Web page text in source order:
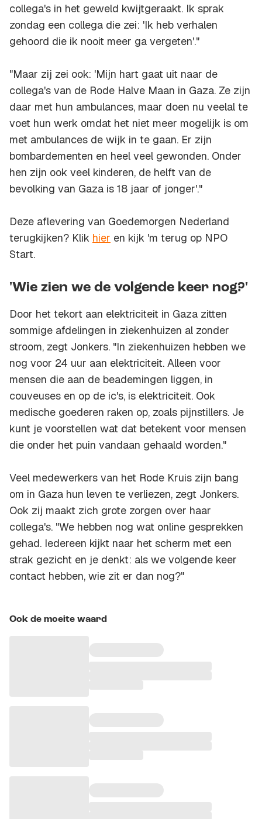
collega's in het geweld kwijtgeraakt. Ik sprak
zondag een collega die zei: 'Ik heb verhalen
gehoord die ik nooit meer ga vergeten'."
"Maar zij zei ook: 'Mijn hart gaat uit naar de
collega's van de Rode Halve Maan in Gaza. Ze zijn
daar met hun ambulances, maar doen nu veelal te
voet hun werk omdat het niet meer mogelijk is om
met ambulances de wijk in te gaan. Er zijn
bombardementen en heel veel gewonden. Onder
hen zijn ook veel kinderen, de helft van de
bevolking van Gaza is 18 jaar of jonger'."
Deze aflevering van Goedemorgen Nederland
terugkijken? Klik hier en kijk 'm terug op NPO
Start.
'Wie zien we de volgende keer nog?'
Door het tekort aan elektriciteit in Gaza zitten
sommige afdelingen in ziekenhuizen al zonder
stroom, zegt Jonkers. "In ziekenhuizen hebben we
nog voor 24 uur aan elektriciteit. Alleen voor
mensen die aan de beademingen liggen, in
couveuses en op de ic's, is elektriciteit. Ook
medische goederen raken op, zoals pijnstillers. Je
kunt je voorstellen wat dat betekent voor mensen
die onder het puin vandaan gehaald worden."
Veel medewerkers van het Rode Kruis zijn bang
om in Gaza hun leven te verliezen, zegt Jonkers.
Ook zij maakt zich grote zorgen over haar
collega's. "We hebben nog wat online gesprekken
gehad. Iedereen kijkt naar het scherm met een
strak gezicht en je denkt: als we volgende keer
contact hebben, wie zit er dan nog?"
Ook de moeite waard